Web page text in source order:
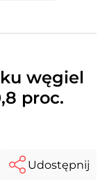
węgiel
proc.
Udostępnij